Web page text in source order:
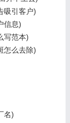
吸引客户)
信息)
写范本)
怎么去除)
名)